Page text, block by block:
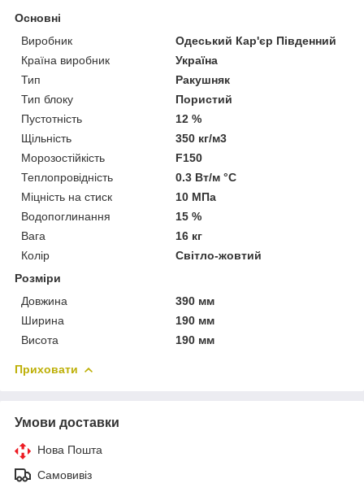
Основні
Виробник
Одеський Кар'єр Південний
Країна виробник
Україна
Тип
Ракушняк
Тип блоку
Пористий
Пустотність
12 %
Щільність
350 кг/м3
Морозостійкість
F150
Теплопровідність
0.3 Вт/м °С
Міцність на стиск
10 МПа
Водопоглинання
15 %
Вага
16 кг
Колір
Світло-жовтий
Розміри
Довжина
390 мм
Ширина
190 мм
Висота
190 мм
Приховати
Умови доставки
Нова Пошта
Самовивіз